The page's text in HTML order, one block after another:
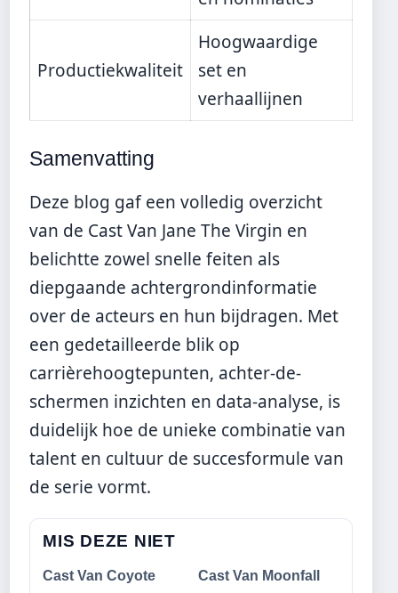
Productiekwaliteit
Hoogwaardige
set en
verhaallijnen
Samenvatting
Deze blog gaf een volledig overzicht
van de Cast Van Jane The Virgin en
belichtte zowel snelle feiten als
diepgaande achtergrondinformatie
over de acteurs en hun bijdragen. Met
een gedetailleerde blik op
carrièrehoogtepunten, achter-de-
schermen inzichten en data-analyse, is
duidelijk hoe de unieke combinatie van
talent en cultuur de succesformule van
de serie vormt.
MIS DEZE NIET
Cast Van Coyote
Cast Van Moonfall